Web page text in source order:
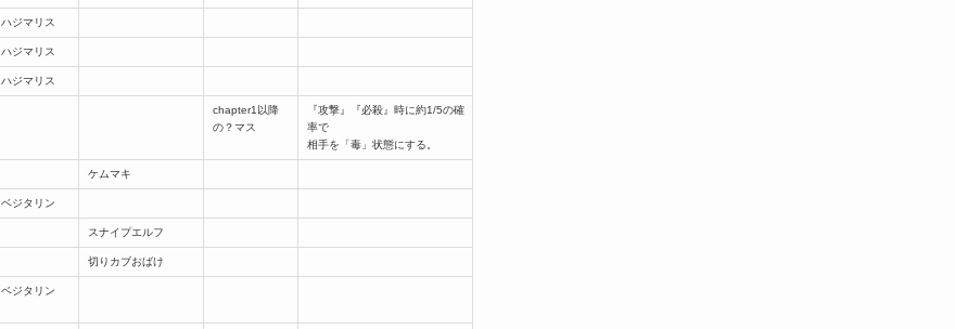
ハジマリス
ハジマリス
ハジマリス
chapter1以降
の？マス
『攻撃』『必殺』時に約1/5の確
率で
相手を「毒」状態にする。
ケムマキ
ベジタリン
スナイプエルフ
切りカブおばけ
ベジタリン